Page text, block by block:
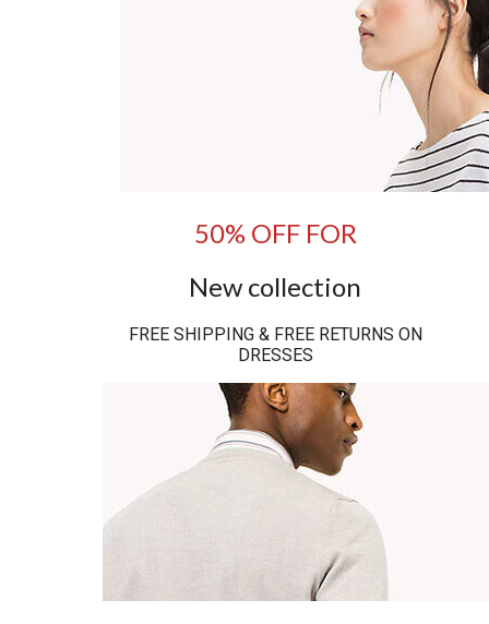
50% OFF FOR
New collection
FREE SHIPPING & FREE RETURNS ON
DRESSES